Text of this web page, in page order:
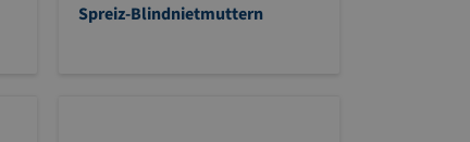
Spreiz-Blindnietmuttern